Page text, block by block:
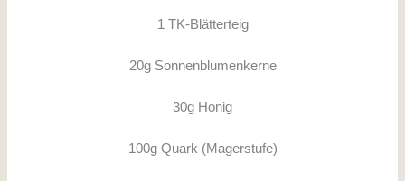
1 TK-Blätterteig
20g Sonnenblumenkerne
30g Honig
100g Quark (Magerstufe)